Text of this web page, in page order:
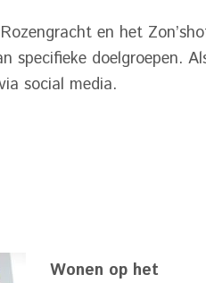
en het
specifieke doelgroepen.
social media.
Wonen op het